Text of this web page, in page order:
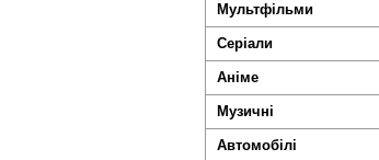
Мультфільми
Серіали
Аніме
Музичні
Автомобілі